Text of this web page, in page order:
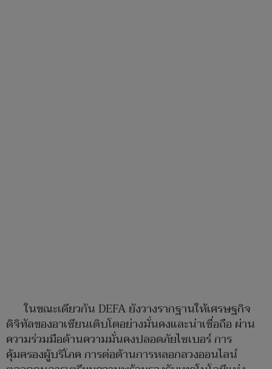
ในขณะเดียวกัน DEFA ยังวางรากฐานให้เศรษฐกิจ
ดิจิทัลของอาเซียนเติบโตอย่างมั่นคงและน่าเชื่อถือ ผ่าน
ความร่วมมือด้านความมั่นคงปลอดภัยไซเบอร์ การ
คุ้มครองผู้บริโภค การต่อต้านการหลอกลวงออนไลน์